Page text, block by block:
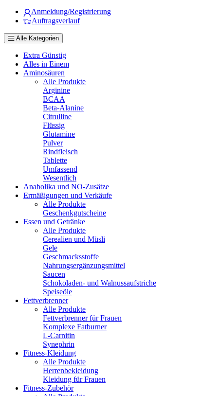
Anmeldung/Registrierung
Auftragsverlauf
Alle Kategorien
Extra Günstig
Alles in Einem
Aminosäuren
Alle Produkte
Arginine
BCAA
Beta-Alanine
Citrulline
Flüssig
Glutamine
Pulver
Rindfleisch
Tablette
Umfassend
Wesentlich
Anabolika und NO-Zusätze
Ermäßigungen und Verkäufe
Alle Produkte
Geschenkgutscheine
Essen und Getränke
Alle Produkte
Cerealien und Müsli
Gele
Geschmacksstoffe
Nahrungsergänzungsmittel
Saucen
Schokoladen- und Walnussaufstriche
Speiseöle
Fettverbrenner
Alle Produkte
Fettverbrenner für Frauen
Komplexe Fatburner
L-Carnitin
Synephrin
Fitness-Kleidung
Alle Produkte
Herrenbekleidung
Kleidung für Frauen
Fitness-Zubehör